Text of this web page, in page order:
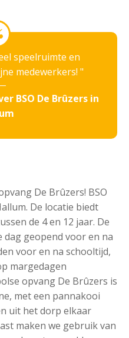
speelruimte en
medewerkers!
BSO De Brûzers in
De Brûzers! BSO
De locatie biedt
de 4 en 12 jaar. De
dag geopend voor en na
voor en na schooltijd,
margedagen
opvang De Brûzers is
met een pannakooi
uit het dorp elkaar
maken we gebruik van